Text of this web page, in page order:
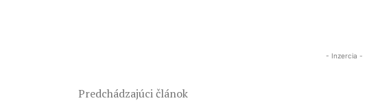
- Inzercia -
Predchádzajúci článok